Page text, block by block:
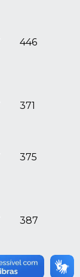
446
371
375
387